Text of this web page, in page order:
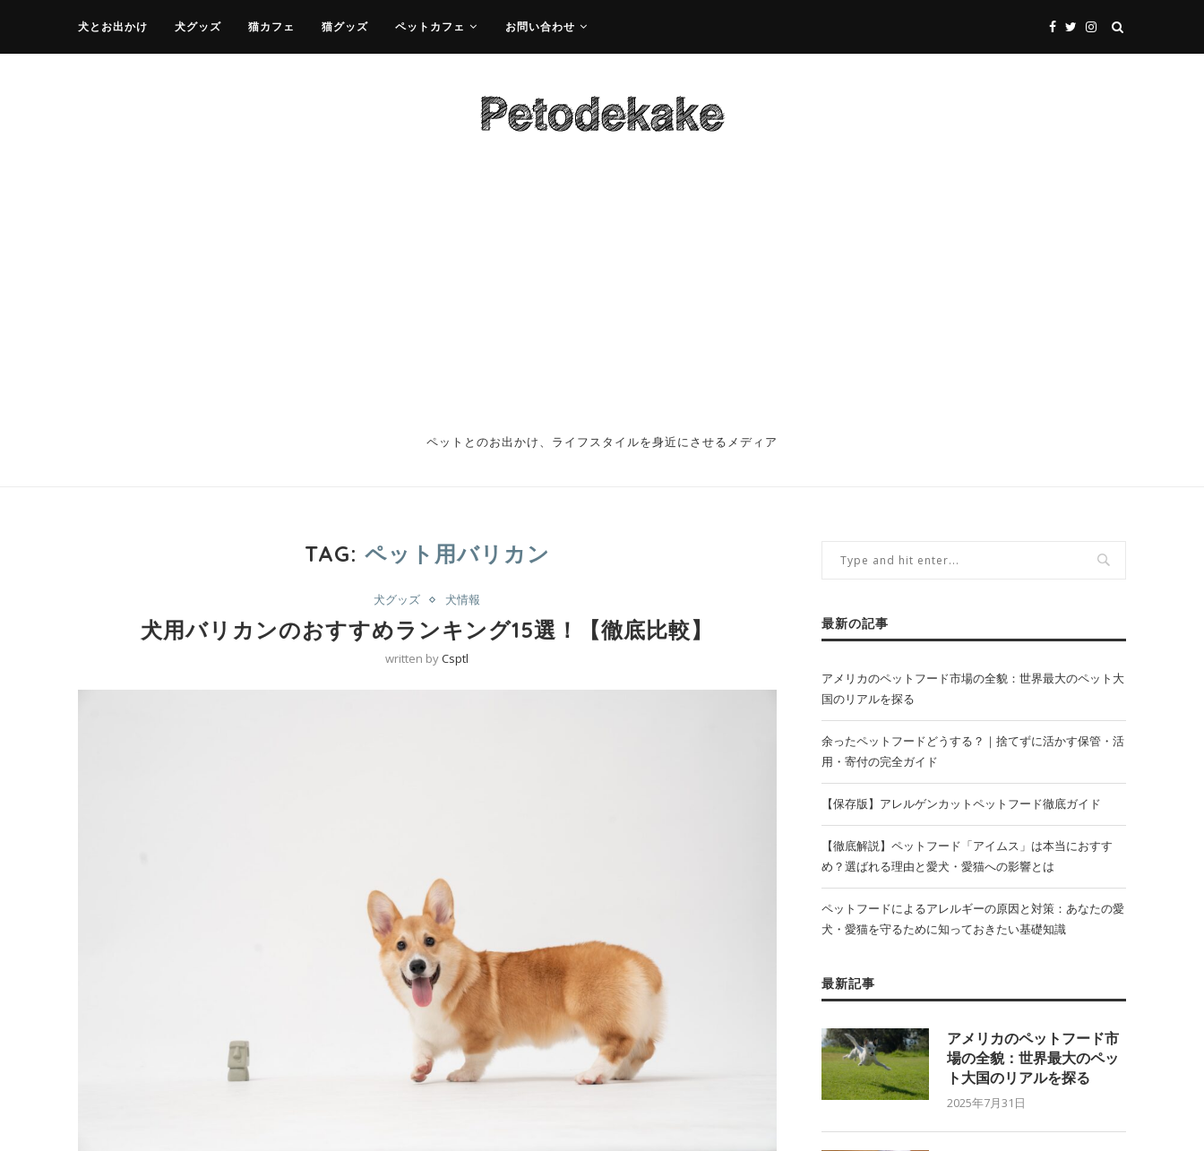
犬とお出かけ 犬グッズ 猫カフェ 猫グッズ ペットカフェ お問い合わせ
ペットとのお出かけ、ライフスタイルを身近にさせるメディア
TAG: ペット用バリカン
犬グッズ 犬情報
犬用バリカンのおすすめランキング15選！【徹底比較】
written byCsptl
最新の記事
アメリカのペットフード市場の全貌：世界最大のペット大
国のリアルを探る
余ったペットフードどうする？｜捨てずに活かす保管・活
用・寄付の完全ガイド
【保存版】アレルゲンカットペットフード徹底ガイド
【徹底解説】ペットフード「アイムス」は本当におすす
め？選ばれる理由と愛犬・愛猫への影響とは
ペットフードによるアレルギーの原因と対策：あなたの愛
犬・愛猫を守るために知っておきたい基礎知識
最新記事
アメリカのペットフード市
場の全貌：世界最大のペッ
ト大国のリアルを探る
2025年7月31日